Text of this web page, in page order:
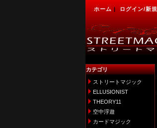
ホーム | ログイン/新規
カテゴリ
ストリートマジック
ELLUSIONIST
THEORY11
空中浮遊
カードマジック